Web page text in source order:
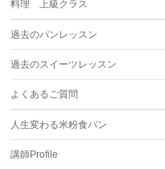
料理 上級クラス
過去のパンレッスン
過去のスイーツレッスン
よくあるご質問
人生変わる米粉食パン
講師Profile